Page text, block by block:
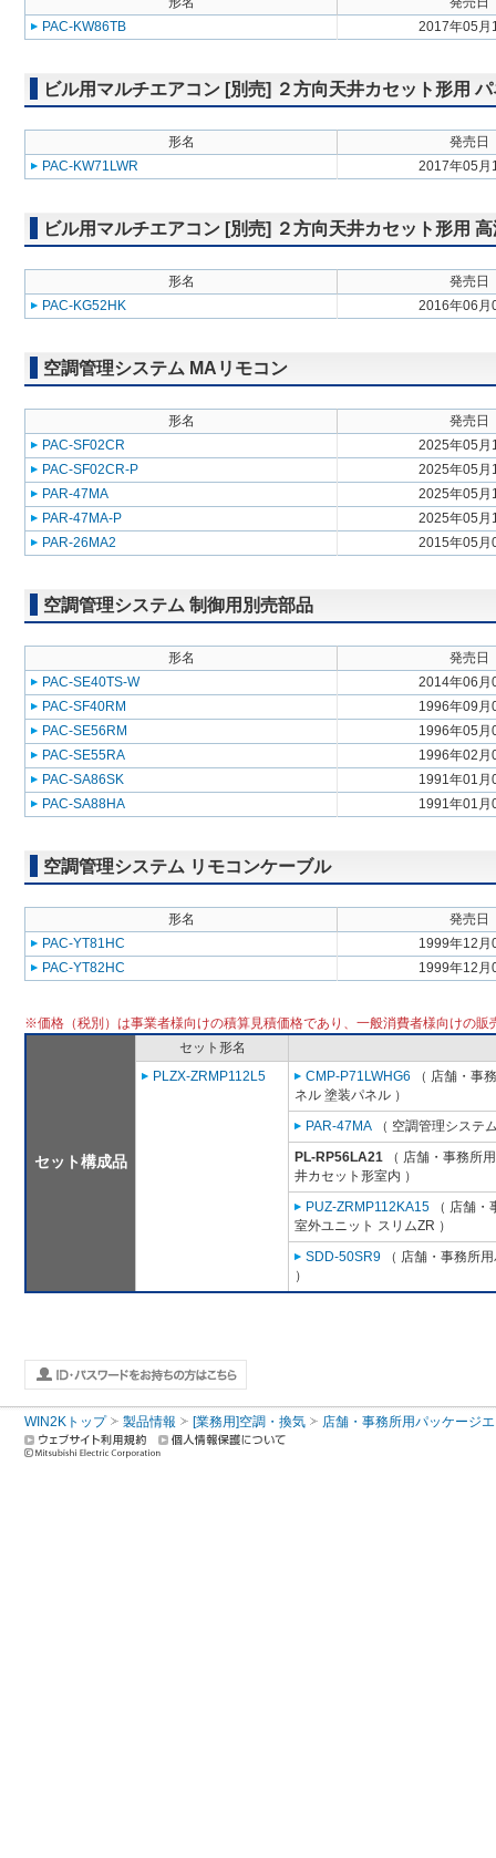
PAC-KW86TB
2017年05月
ビル用マルチエアコン [別売] ２方向天井カセット形用
形名
発売日
PAC-KW71LWR
2017年05月
ビル用マルチエアコン [別売] ２方向天井カセット形用
形名
発売日
PAC-KG52HK
2016年06月
空調管理システム MAリモコン
形名
発売日
PAC-SF02CR
2025年05月
PAC-SF02CR-P
2025年05月
PAR-47MA
2025年05月
PAR-47MA-P
2025年05月
PAR-26MA2
2015年05月
空調管理システム 制御用別売部品
形名
発売日
PAC-SE40TS-W
2014年06月
PAC-SF40RM
1996年09月
PAC-SE56RM
1996年05月
PAC-SE55RA
1996年02月
PAC-SA86SK
1991年01月
PAC-SA88HA
1991年01月
空調管理システム リモコンケーブル
形名
発売日
PAC-YT81HC
1999年12月
PAC-YT82HC
1999年12月
※価格（税別）は事業者様向けの積算見積価格であり、一般消費者様向けの販
セット構成品
セット形名
PLZX-ZRMP112L5
CMP-P71LWHG6 （ 店舗・事
ネル 塗装パネル ）
PAR-47MA （ 空調管理システ
PL-RP56LA21 （ 店舗・事務所
井カセット形室内 ）
PUZ-ZRMP112KA15 （ 店舗
室外ユニット スリムZR ）
SDD-50SR9 （ 店舗・事務所
）
WIN2Kトップ 製品情報 [業務用]空調・換気 店舗・事務所用パッケージ